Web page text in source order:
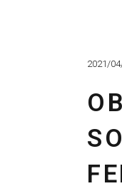
2021/